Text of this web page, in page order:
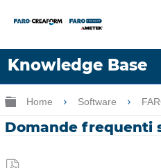
Knowledge Base
Lingua
Chiedere aiuto
Ingrandisci/riduci
Home Software
Domande frequenti